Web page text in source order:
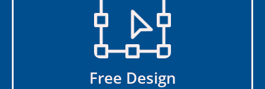
Free Design